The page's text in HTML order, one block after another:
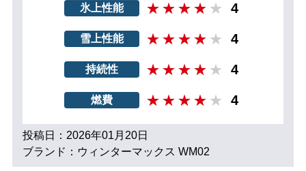
氷上性能 4
雪上性能 4
持続性 4
燃費 4
投稿日：2026年01月20日
ブランド：ウィンターマックス WM02